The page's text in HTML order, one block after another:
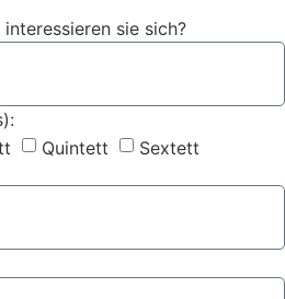
sie sich?
Quintett
Sextett